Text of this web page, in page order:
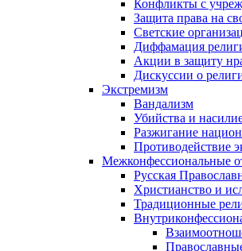
Конфликты с
Защита права на
Светские
Диффамация
Акции в защиту
Дискуссии о
Экстремизм
Вандализм
Убийства и
Разжигание
Противодействие
Межконфессиональные
Русская
Христианство и
Традиционные